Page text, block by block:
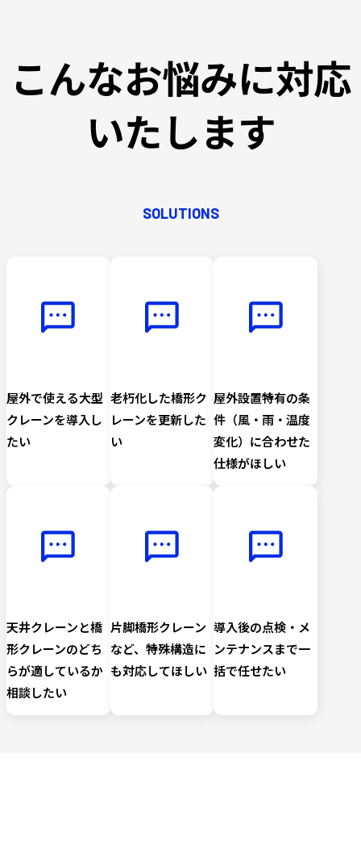
こんなお悩みに対応
いたします
SOLUTIONS
屋外で使える大型
クレーンを導入し
たい
老朽化した橋形ク
レーンを更新した
い
屋外設置特有の条
件（風・雨・温度
変化）に合わせた
仕様がほしい
天井クレーンと橋
形クレーンのどち
らが適しているか
相談したい
片脚橋形クレーン
など、特殊構造に
も対応してほしい
導入後の点検・メ
ンテナンスまで一
括で任せたい